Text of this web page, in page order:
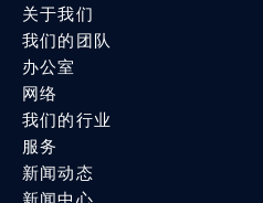
关于我们
我们的团队
办公室
网络
我们的行业
服务
新闻动态